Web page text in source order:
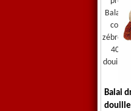
Balai
douille